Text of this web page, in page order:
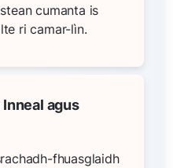
cumanta is
ri camar-lìn.
agus
fhuasglaidh